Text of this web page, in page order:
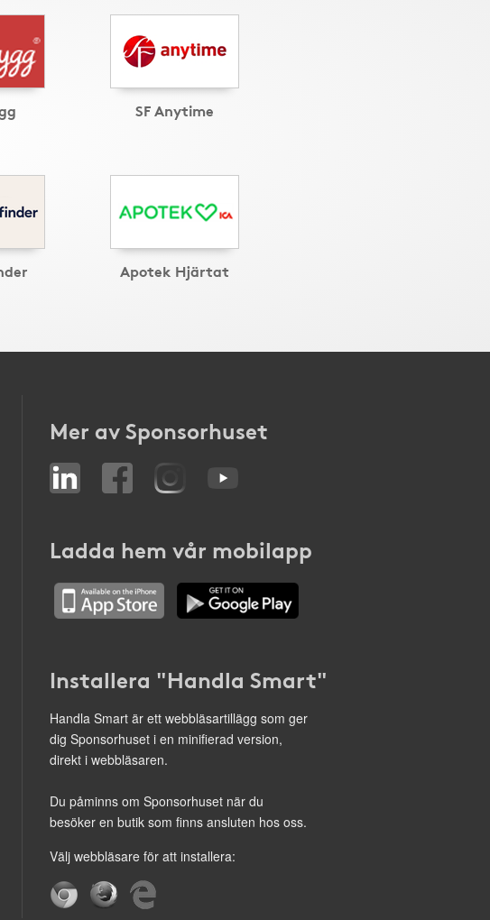
SF Anytime
Apotek Hjärtat
Mer av Sponsorhuset
Ladda hem vår mobilapp
Installera "Handla Smart"
Handla Smart är ett webbläsartillägg som ger
dig Sponsorhuset i en minifierad version,
direkt i webbläsaren.
Du påminns om Sponsorhuset när du
besöker en butik som finns ansluten hos oss.
Välj webbläsare för att installera: